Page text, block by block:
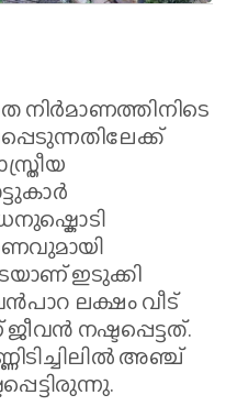
നിർമാണത്തിനിടെ
ഇടുക്കി
ലക്ഷം വീട്
നഷ്ടപ്പെട്ടത്.
അഞ്ച്